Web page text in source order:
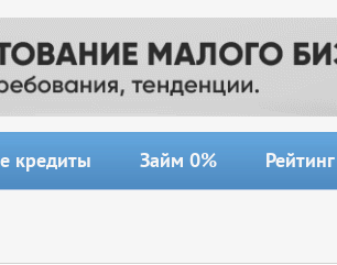
кредиты Займ 0%